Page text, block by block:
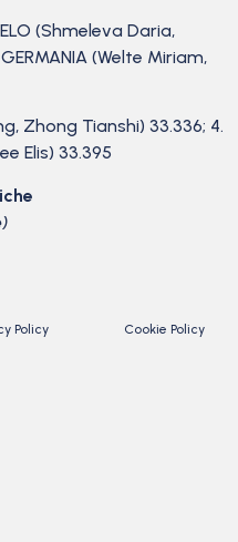
(Shmeleva Daria,
(Welte Miriam,
Zhong Tianshi) 33.336; 4.
Elis) 33.395
)
Policy Cookie Policy